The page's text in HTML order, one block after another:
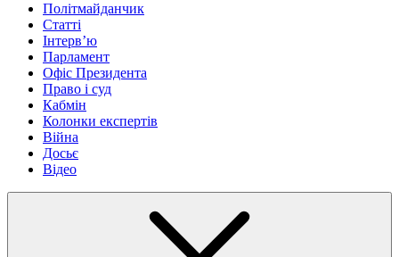
Політмайданчик
Статті
Інтервʼю
Парламент
Офіс Президента
Право і суд
Кабмін
Колонки експертів
Війна
Досьє
Відео